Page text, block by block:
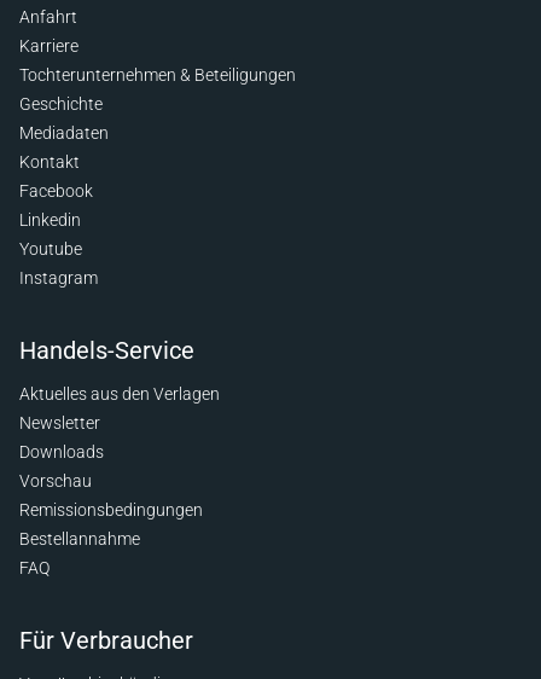
Anfahrt
Karriere
Tochterunternehmen & Beteiligungen
Geschichte
Mediadaten
Kontakt
Facebook
Linkedin
Youtube
Instagram
Handels-Service
Aktuelles aus den Verlagen
Newsletter
Downloads
Vorschau
Remissionsbedingungen
Bestellannahme
FAQ
Für Verbraucher